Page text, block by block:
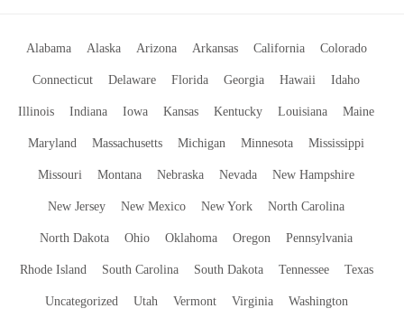
Alabama Alaska Arizona Arkansas California Colorado
Connecticut Delaware Florida Georgia Hawaii Idaho
Illinois Indiana Iowa Kansas Kentucky Louisiana Maine
Maryland Massachusetts Michigan Minnesota Mississippi
Missouri Montana Nebraska Nevada New Hampshire
New Jersey New Mexico New York North Carolina
North Dakota Ohio Oklahoma Oregon Pennsylvania
Rhode Island South Carolina South Dakota Tennessee Texas
Uncategorized Utah Vermont Virginia Washington